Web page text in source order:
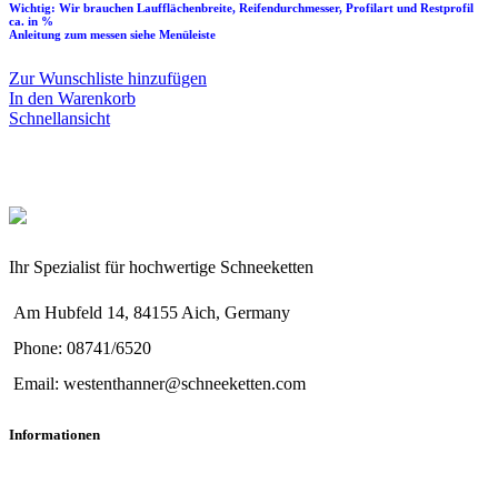
Wichtig: Wir brauchen Laufflächenbreite, Reifendurchmesser, Profilart und Restprofil
ca. in %
Anleitung zum messen siehe Menüleiste
Zur Wunschliste hinzufügen
In den Warenkorb
Schnellansicht
Ihr Spezialist für hochwertige Schneeketten
Am Hubfeld 14, 84155 Aich, Germany
Phone: 08741/6520
Email: westenthanner@schneeketten.com
Informationen